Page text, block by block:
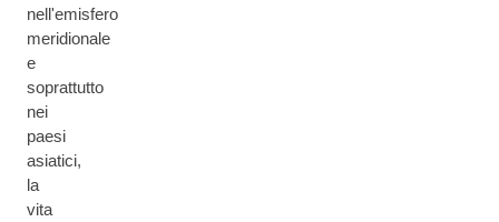
nell'emisfero
meridionale
e
soprattutto
nei
paesi
asiatici,
la
vita